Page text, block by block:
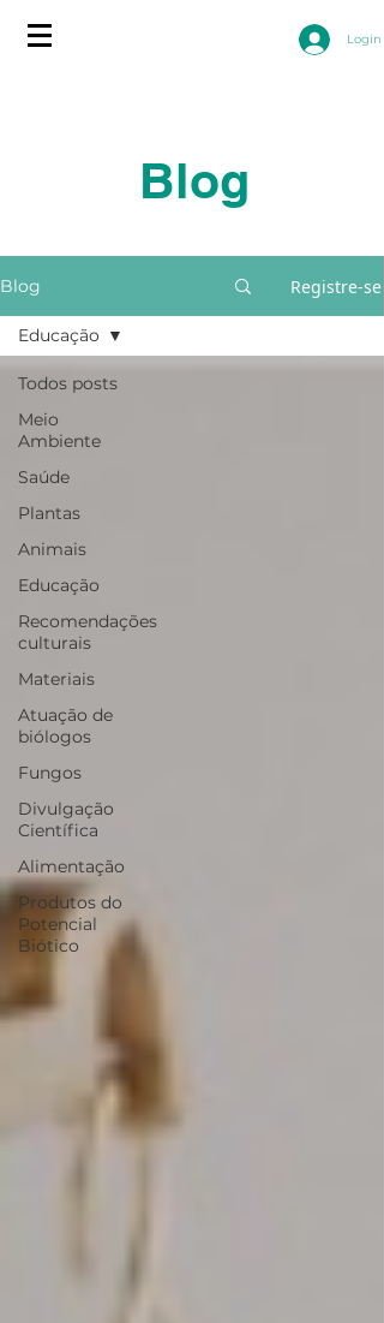
Login
Blog
Blog Registre-se
Todos posts
Meio
Ambiente
Saúde
Plantas
Animais
Educação
Recomendações
culturais
Materiais
Atuação de
biólogos
Fungos
Divulgação
Científica
Alimentação
Produtos do
Potencial
Biótico
Educação